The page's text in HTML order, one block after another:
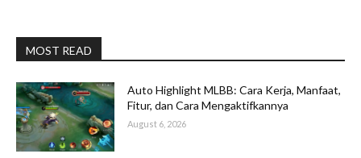
MOST READ
Auto Highlight MLBB: Cara Kerja, Manfaat,
Fitur, dan Cara Mengaktifkannya
August 6, 2026